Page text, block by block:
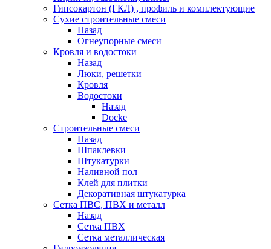
Гипсокартон (ГКЛ) , профиль и комплектующие
Сухие строительные смеси
Назад
Огнеупорные смеси
Кровля и водостоки
Назад
Люки, решетки
Кровля
Водостоки
Назад
Docke
Строительные смеси
Назад
Шпаклевки
Штукатурки
Наливной пол
Клей для плитки
Декоративная штукатурка
Сетка ПВС, ПВХ и металл
Назад
Сетка ПВХ
Сетка металлическая